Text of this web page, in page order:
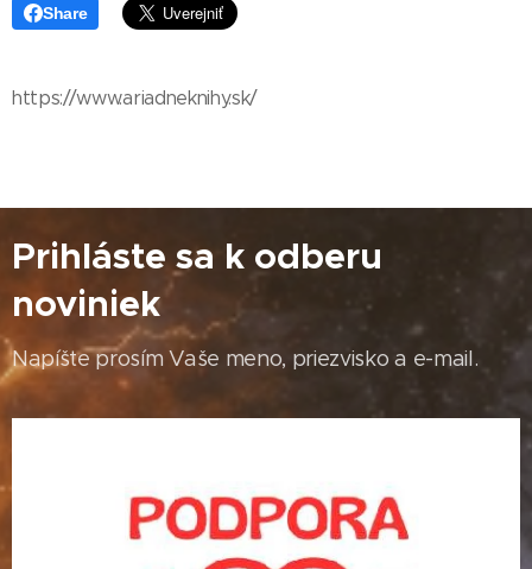
Share
https://www.ariadneknihy.sk/
Prihláste sa k odberu
noviniek
Napíšte prosím Vaše meno, priezvisko a e-mail.